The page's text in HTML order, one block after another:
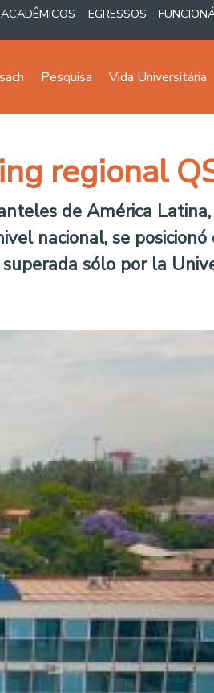
ACADÊMICOS EGRESSOS
Pesquisa Vida Universitária
regional
de América Latina,
nacional, se
sólo por la